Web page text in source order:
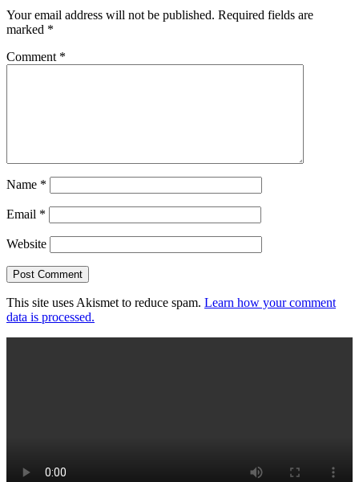
Your email address will not be published. Required fields are
marked *
Comment *
Name *
Email *
Website
This site uses Akismet to reduce spam. Learn how your comment
data is processed.